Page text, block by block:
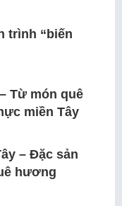
trình “biến
Từ món quê
miền Tây
– Đặc sản
hương